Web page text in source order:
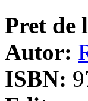
Pret de
Autor:
ISBN: